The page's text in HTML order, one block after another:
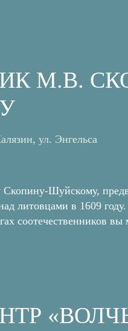
М.В.
ул. Энгельса
Шуйскому,
литовцами в 1609
соотечественников вы